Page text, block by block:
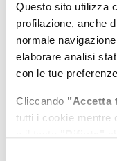
Questo sito utilizza
profilazione, anche
normale
elaborare analisi
con le tue
Cliccando "Accetta
tutti i cookie mentre
sicurezza della
ha necessitato
dimostrazione
punto di vista
navi in
presenza di altre
28”.
ringrazia la